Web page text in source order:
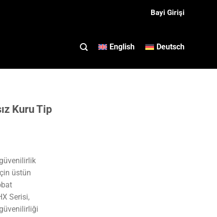
Bayi Girişi
English Deutsch
Kuru Tip
üstün
Serisi,